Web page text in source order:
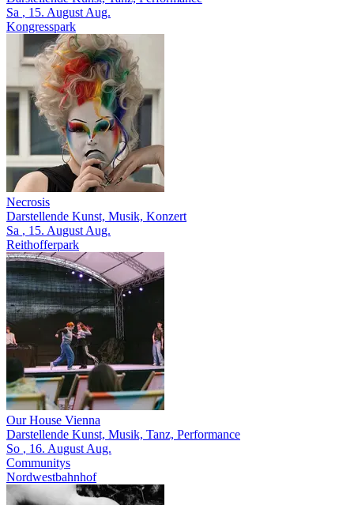
Sa , 15. August Aug.
Kongresspark
Necrosis
Darstellende Kunst, Musik, Konzert
Sa , 15. August Aug.
Reithofferpark
Our House Vienna
Darstellende Kunst, Musik, Tanz, Performance
So , 16. August Aug.
Communitys
Nordwestbahnhof